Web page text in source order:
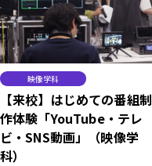
映像学科
【来校】はじめての番組制
作体験「YouTube・テレ
ビ・SNS動画」（映像学
科）